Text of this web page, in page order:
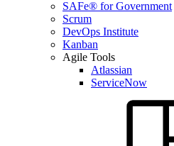
SAFe® for Government
Scrum
DevOps Institute
Kanban
Agile Tools
Atlassian
ServiceNow